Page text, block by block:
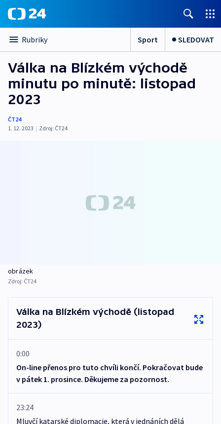
Rubriky Sport SLEDOVAT
Válka na Blízkém východě
minutu po minutě: listopad
2023
ČT24
1. 12. 2023 | Zdroj: ČT24
obrázek
Zdroj: ČT24
Válka na Blízkém východě (listopad
2023)
0:00
On-line přenos pro tuto chvíli končí. Pokračovat bude
v pátek 1. prosince. Děkujeme za pozornost.
23:24
Mluvčí katarské diplomacie, která v jednáních dělá